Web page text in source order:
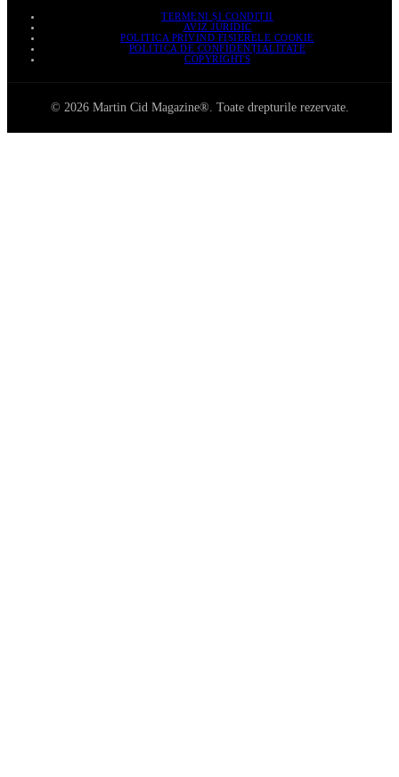
TERMENI ȘI CONDIȚII
AVIZ JURIDIC
POLITICA PRIVIND FIȘIERELE COOKIE
POLITICA DE CONFIDENȚIALITATE
COPYRIGHTS
© 2026 Martin Cid Magazine®. Toate drepturile rezervate.